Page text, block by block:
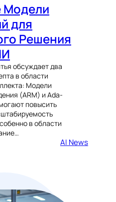
Модели
для
Решения
обсуждает два
в области
Модели
(ARM) и Ada-
повысить
в области
AI News